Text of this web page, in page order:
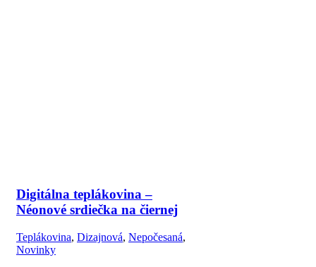
Digitálna teplákovina –
Néonové srdiečka na čiernej
Teplákovina, Dizajnová, Nepočesaná,
Novinky